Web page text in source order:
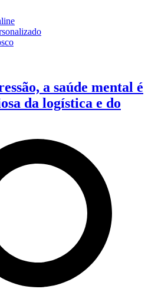
a saúde mental é
da logística e do